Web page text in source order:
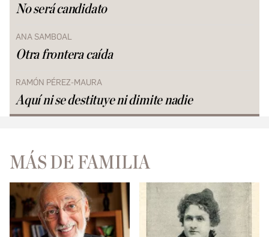
No será candidato
ANA SAMBOAL
Otra frontera caída
RAMÓN PÉREZ-MAURA
Aquí ni se destituye ni dimite nadie
MÁS DE FAMILIA